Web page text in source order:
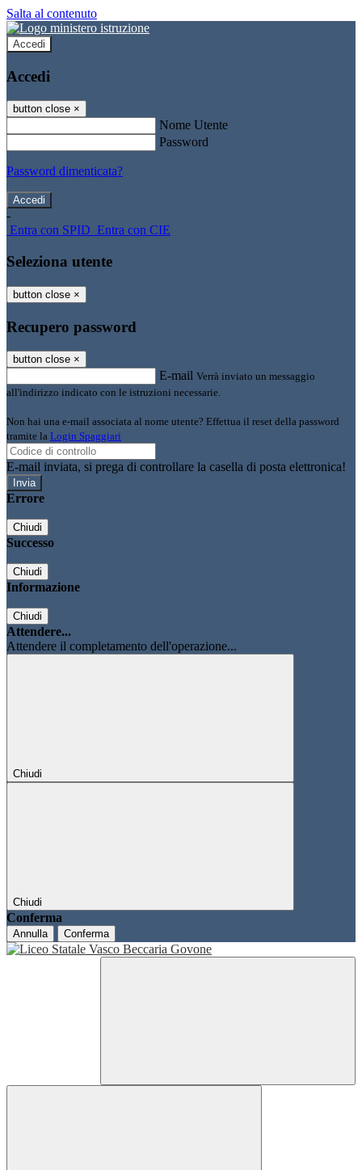
Salta al contenuto
Accedi
Accedi
button close ×
Nome Utente
Password
Password dimenticata?
-
Entra con SPID Entra con CIE
Seleziona utente
button close ×
Recupero password
button close ×
E-mail Verrà inviato un messaggio
all'indirizzo indicato con le istruzioni necessarie.
Non hai una e-mail associata al nome utente? Effettua il reset della password
tramite la Login Spaggiari
E-mail inviata, si prega di controllare la casella di posta elettronica!
Errore
Chiudi
Successo
Chiudi
Informazione
Chiudi
Attendere...
Attendere il completamento dell'operazione...
Chiudi
Chiudi
Conferma
Annulla Conferma